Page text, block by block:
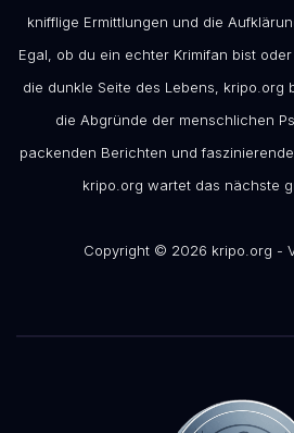
knifflige Ermittlungen und die
Egal, ob du ein echter Krimifan bist
die dunkle Seite des Lebens, kripo.org
die Abgründe der menschlichen
packenden Berichten und
kripo.org wartet das nächste
Copyright © 2026 kripo.org -